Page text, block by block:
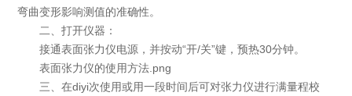
弯曲变形影响测值的准确性。
二、打开仪器：
接通表面张力仪电源，并按动“开/关”键，预热30分钟。
表面张力仪的使用方法.png
三、在diyi次使用或用一段时间后可对张力仪进行满量程校